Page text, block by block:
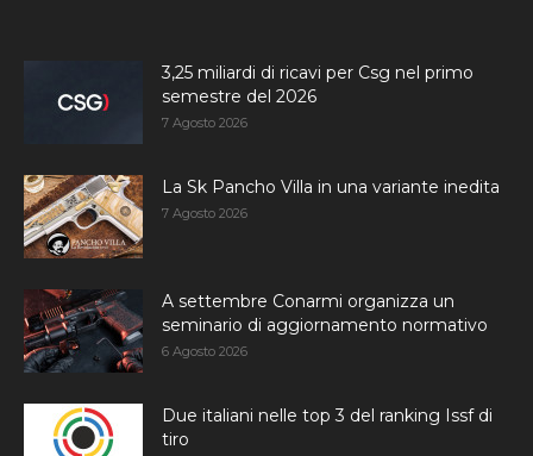
3,25 miliardi di ricavi per Csg nel primo
semestre del 2026
7 Agosto 2026
La Sk Pancho Villa in una variante inedita
7 Agosto 2026
A settembre Conarmi organizza un
seminario di aggiornamento normativo
6 Agosto 2026
Due italiani nelle top 3 del ranking Issf di
tiro